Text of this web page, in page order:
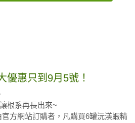
優惠只到9月5號！
根系再長出來~
方網站訂購者，凡購買6罐沅渼蝦精